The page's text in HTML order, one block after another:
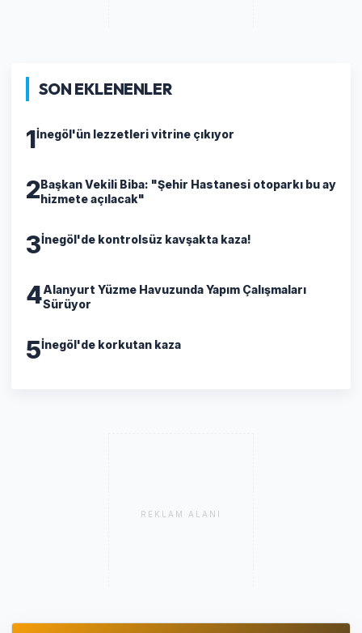
SON EKLENENLER
1İnegöl'ün lezzetleri vitrine çıkıyor
2Başkan Vekili Biba: "Şehir Hastanesi otoparkı bu ay
hizmete açılacak"
3İnegöl'de kontrolsüz kavşakta kaza!
4Alanyurt Yüzme Havuzunda Yapım Çalışmaları
Sürüyor
5İnegöl'de korkutan kaza
REKLAM ALANI